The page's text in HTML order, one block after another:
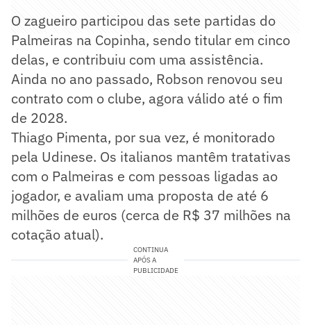
O zagueiro participou das sete partidas do
Palmeiras na Copinha, sendo titular em cinco
delas, e contribuiu com uma assistência.
Ainda no ano passado, Robson renovou seu
contrato com o clube, agora válido até o fim
de 2028.
Thiago Pimenta, por sua vez, é monitorado
pela Udinese. Os italianos mantêm tratativas
com o Palmeiras e com pessoas ligadas ao
jogador, e avaliam uma proposta de até 6
milhões de euros (cerca de R$ 37 milhões na
cotação atual).
CONTINUA
APÓS A
PUBLICIDADE